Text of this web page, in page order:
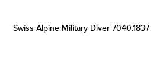
Swiss Alpine Military Diver 7040.1837